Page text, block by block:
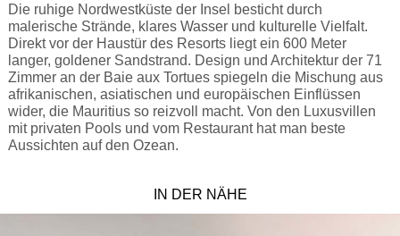
Die ruhige Nordwestküste der Insel besticht durch
malerische Strände, klares Wasser und kulturelle Vielfalt.
Direkt vor der Haustür des Resorts liegt ein 600 Meter
langer, goldener Sandstrand. Design und Architektur der 71
Zimmer an der Baie aux Tortues spiegeln die Mischung aus
afrikanischen, asiatischen und europäischen Einflüssen
wider, die Mauritius so reizvoll macht. Von den Luxusvillen
mit privaten Pools und vom Restaurant hat man beste
Aussichten auf den Ozean.
IN DER NÄHE